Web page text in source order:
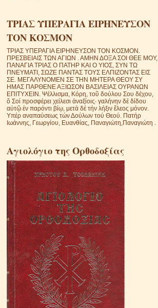
ΤΡΙΑΣ ΥΠΕΡΑΓΙΑ ΕΙΡΗΝΕΥΣΟΝ
ΤΟΝ ΚΟΣΜΟΝ
ΤΡΙΑΣ ΥΠΕΡΑΓΙΑ ΕΙΡΗΝΕΥΣΟΝ ΤΟΝ ΚΟΣΜΟΝ.
ΠΡΕΣΒΕΙΑΙΣ ΤΩΝ ΑΓΙΩΝ . ΑΜΗΝ ΔΟΞΑ ΣΟΙ ΘΕΕ ΜΟΥ,
ΠΑΝΑΓΙΑ ΤΡΙΑΣ Ο ΠΑΤΗΡ ΚΑΙ Ο ΥΙΟΣ, ΣΥΝ ΤΩ
ΠΝΕΥΜΑΤΙ, ΣΩΖΕ ΠΑΝΤΑΣ ΤΟΥΣ ΕΛΠΙΖΟΝΤΑΣ ΕΙΣ
ΣΕ. ΜΕΓΑΛΥΝΟΜΕΝ ΣΕ ΤΗΝ ΜΗΤΕΡΑ ΘΕΟΥ ΣΥ
ΗΜΑΣ ΠΑΡΘΕΝΕ ΑΞΙΩΣΟΝ ΒΑΣΙΛΕΙΑΣ ΟΥΡΑΝΩΝ
ΕΠΙΤΥΧΕΙΝ. Ψέλλισμα, Κόρη, τοῦ δούλου Σου δέχου,
ὅ Σοί προσφέρει χείλεσι ἀναξίοις· γαλήνην δέ δίδου
αὐτῷ ἐν παρόντι βίῳ, μετά δέ τήν λήξιν ἔλεος μόνον.
Υπέρ αναπαύσεως τών Δούλων τού Θεού. Πατήρ
Ιωάννης, Γεωργίου, Ευανθίας, Παναγιώτη,Παναγιώτη .
Αγιολόγιο της Ορθοδοξίας